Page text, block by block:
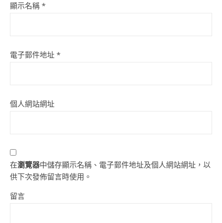
顯示名稱 *
電子郵件地址 *
個人網站網址
在瀏覽器中儲存顯示名稱、電子郵件地址及個人網站網址，以
供下次發佈留言時使用。
留言